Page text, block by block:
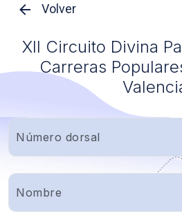
Volver
XII Circuito Divina
Carreras